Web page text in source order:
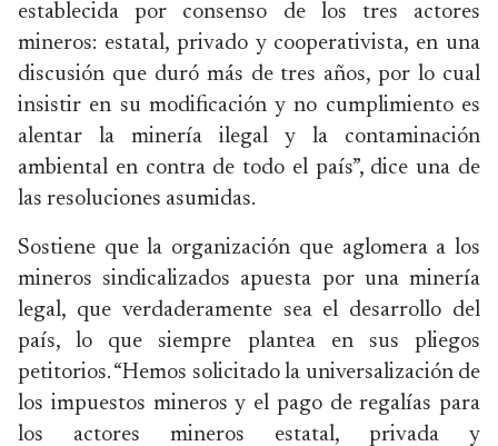
establecida por consenso de los tres actores
mineros: estatal, privado y cooperativista, en una
discusión que duró más de tres años, por lo cual
insistir en su modificación y no cumplimiento es
alentar la minería ilegal y la contaminación
ambiental en contra de todo el país”, dice una de
las resoluciones asumidas.
Sostiene que la organización que aglomera a los
mineros sindicalizados apuesta por una minería
legal, que verdaderamente sea el desarrollo del
país, lo que siempre plantea en sus pliegos
petitorios. “Hemos solicitado la universalización de
los impuestos mineros y el pago de regalías para
los actores mineros estatal, privada y